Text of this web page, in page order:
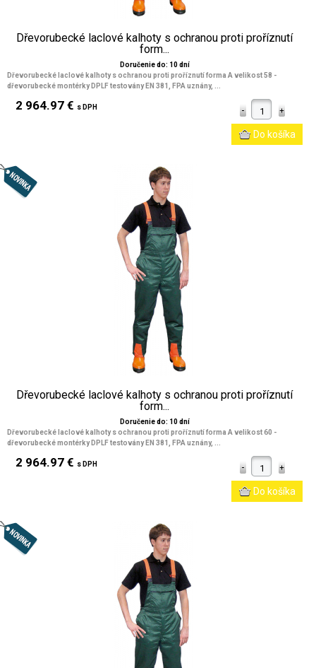
Dřevorubecké laclové kalhoty s ochranou proti proříznutí
form...
Doručenie do: 10 dní
Dřevorubecké laclové kalhoty s ochranou proti proříznutí forma A velikost 58 -
dřevorubecké montérky DPLF testovány EN 381, FPA uznány, ...
2 964.97 € s DPH
Dřevorubecké laclové kalhoty s ochranou proti proříznutí
form...
Doručenie do: 10 dní
Dřevorubecké laclové kalhoty s ochranou proti proříznutí forma A velikost 60 -
dřevorubecké montérky DPLF testovány EN 381, FPA uznány, ...
2 964.97 € s DPH